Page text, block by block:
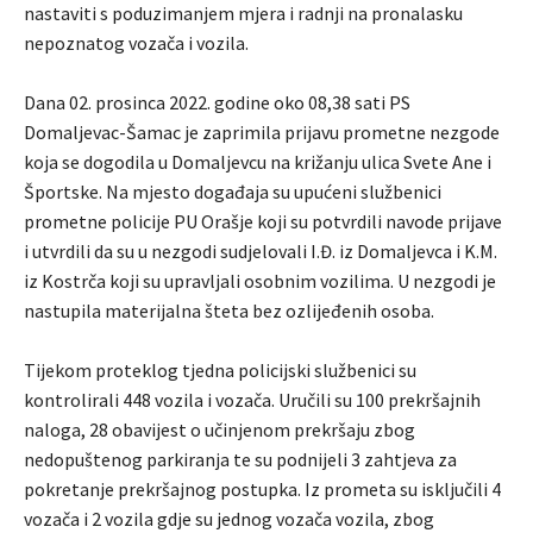
nastaviti s poduzimanjem mjera i radnji na pronalasku
nepoznatog vozača i vozila.
Dana 02. prosinca 2022. godine oko 08,38 sati PS
Domaljevac-Šamac je zaprimila prijavu prometne nezgode
koja se dogodila u Domaljevcu na križanju ulica Svete Ane i
Športske. Na mjesto događaja su upućeni službenici
prometne policije PU Orašje koji su potvrdili navode prijave
i utvrdili da su u nezgodi sudjelovali I.Đ. iz Domaljevca i K.M.
iz Kostrča koji su upravljali osobnim vozilima. U nezgodi je
nastupila materijalna šteta bez ozlijeđenih osoba.
Tijekom proteklog tjedna policijski službenici su
kontrolirali 448 vozila i vozača. Uručili su 100 prekršajnih
naloga, 28 obavijest o učinjenom prekršaju zbog
nedopuštenog parkiranja te su podnijeli 3 zahtjeva za
pokretanje prekršajnog postupka. Iz prometa su isključili 4
vozača i 2 vozila gdje su jednog vozača vozila, zbog